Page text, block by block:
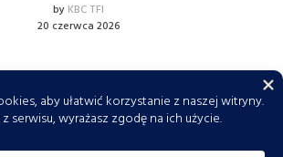
by KBC TFI
20 czerwca 2026
2026. Wszelkie prawa zastrzeżone. Do